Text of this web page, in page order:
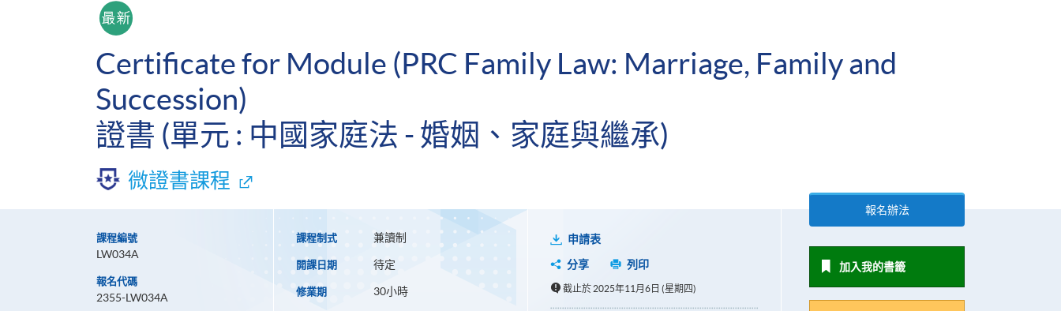
Certificate for Module (PRC Family Law: Marriage, Family and
Succession)
證書 (單元 : 中國家庭法 - 婚姻、家庭與繼承)
微證書課程
課程編號
LW034A
報名代碼
2355-LW034A
課程制式 兼讀制
開課日期 待定
修業期 30小時
申請表
分享
列印
截止於 2025年11月6日 (星期四)
報名辦法
加入我的書籤